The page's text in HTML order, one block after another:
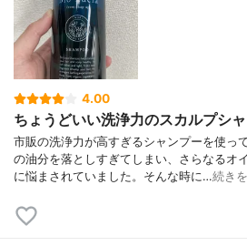
4.00
ちょうどいい洗浄力のスカルプシャ
市販の洗浄力が高すぎるシャンプーを使っ
の油分を落としすぎてしまい、さらなるオ
に悩まされていました。そんな時に…続き